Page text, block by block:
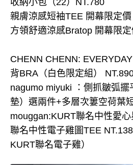
親膚涼感短袖TEE 開幕限定價
方領舒適涼感Bratop 開幕限
CHENN CHENN:
背BRA（白色限定組）
nagumo miyuki ：側抓皺弧擺
墊）選兩件+多層次簍空荷葉
mouggan:KURT聯名中性愛
聯名中性電子雞圖TEE
KURT聯名電子雞）